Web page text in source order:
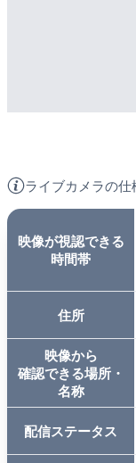
ライブカメラの仕
映像が視認できる
時間帯
住所
映像から
確認できる場所・
名称
配信ステータス